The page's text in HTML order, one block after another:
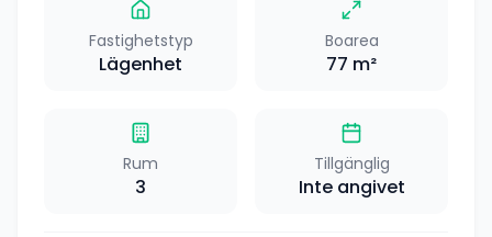
Fastighetstyp
Lägenhet
Boarea
77 m²
Rum
3
Tillgänglig
Inte angivet